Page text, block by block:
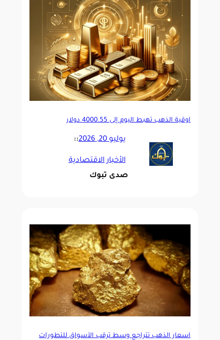
أوقية الذهب تهبط اليوم إلى 4000.55 دولار
يوليو 20, 2026 ::
الأخبار الاقتصادية
صدى تبوك
أسعار الذهب تتراجع وسط ترقب الأسواق للتطورات